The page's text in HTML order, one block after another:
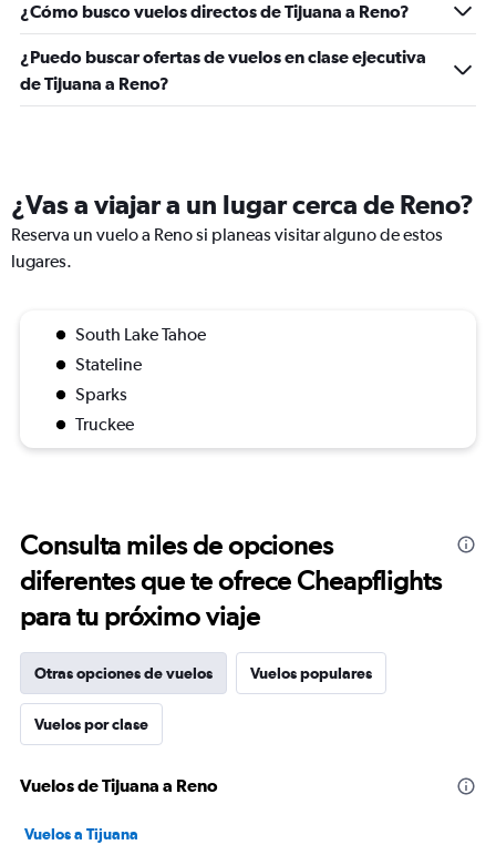
¿Cómo busco vuelos directos de Tijuana a Reno?
¿Puedo buscar ofertas de vuelos en clase ejecutiva
de Tijuana a Reno?
¿Vas a viajar a un lugar cerca de Reno?
Reserva un vuelo a Reno si planeas visitar alguno de estos
lugares.
South Lake Tahoe
Stateline
Sparks
Truckee
Consulta miles de opciones
diferentes que te ofrece Cheapflights
para tu próximo viaje
Otras opciones de vuelos Vuelos populares
Vuelos por clase
Vuelos de Tijuana a Reno
Vuelos a Tijuana